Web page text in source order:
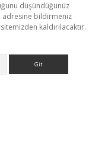
düşündüğünüz
adresine bildirmeniz
kaldırılacaktır.